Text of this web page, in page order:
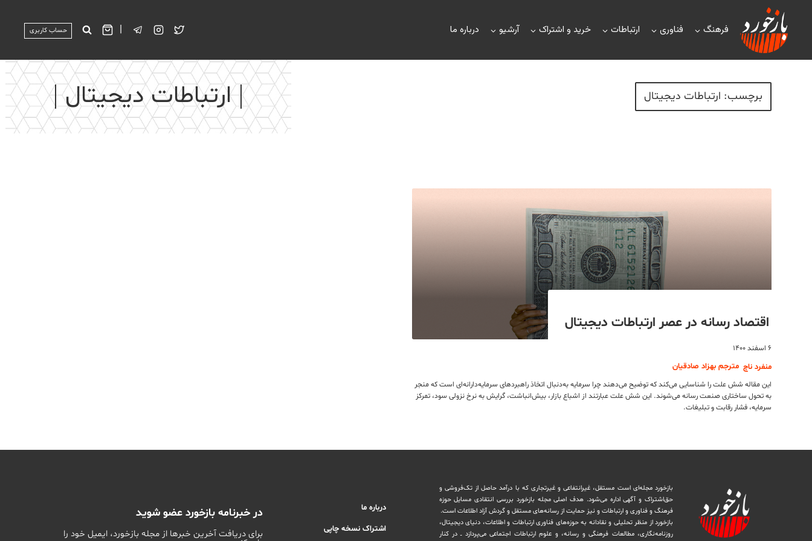
فرهنگ فناوری ارتباطات خرید و اشتراک آرشیو درباره ما | حساب کاربری
برچسب: ارتباطات دیجیتال ارتباطات دیجیتال
اقتصاد رسانه در عصر ارتباطات دیجیتال
۶ اسفند ۱۴۰۰
منفرد ناچ مترجم بهزاد صادقیان
این مقاله شش علت را شناسایی می‌کند که توضیح می‌دهند چرا سرمایه به‌دنبال اتخاذ راهبردهای سرمایه‌دارانه‌ای است که منجر
به تحول ساختاری صنعت رسانه می‌شوند. این شش علت عبارتند از اشباع بازار، بیش‌انباشت، گرایش به نرخ نزولی سود، تمرکز
سرمایه، فشار رقابت و تبلیغات.
بازخورد مجله‌ای است مستقل، غیرانتفاعی و غیرتجاری که با درآمد حاصل از تک‌فروشی و
حق‌اشتراک و آگهی اداره می‌شود. ‏هدف اصلی مجله بازخورد بررسی انتقادی مسایل حوزه
فرهنگ و فناوری و ارتباطات و نیز حمایت از رسانه‌های مستقل و‌ گردش ‏آزاد اطلاعات است.
بازخورد از منظر تحلیلی و نقادانه به حوزه‌های فناوری ارتباطات و اطلاعات، دنیای دیجیتال،
روزنامه‌نگاری، ‏مطالعات فرهنگی و رسانه، و علوم ارتباطات اجتماعی می‌پردازد ــ در کنار
درباره ما
اشتراک نسخه چاپی
در خبرنامه بازخورد عضو شوید
برای دریافت آخرین خبرها از مجله بازخورد، ایمیل خود را